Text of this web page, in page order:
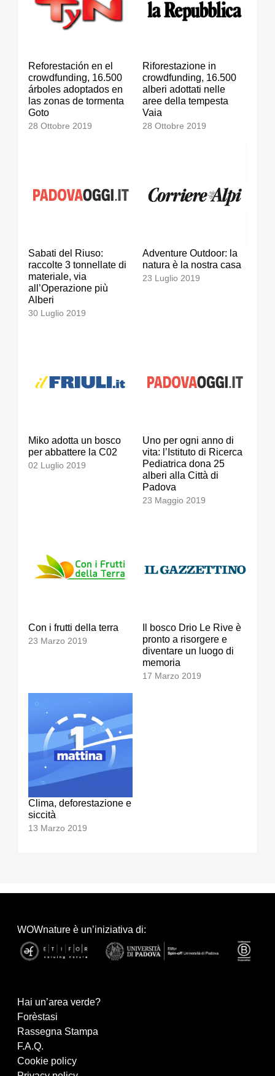
Reforestación en el
crowdfunding, 16.500
árboles adoptados en
las zonas de tormenta
Goto
28 Ottobre 2019
Riforestazione in
crowdfunding, 16.500
alberi adottati nelle
aree della tempesta
Vaia
28 Ottobre 2019
Sabati del Riuso:
raccolte 3 tonnellate di
materiale, via
all’Operazione più
Alberi
30 Luglio 2019
Adventure Outdoor: la
natura è la nostra casa
23 Luglio 2019
Miko adotta un bosco
per abbattere la C02
02 Luglio 2019
Uno per ogni anno di
vita: l’Istituto di Ricerca
Pediatrica dona 25
alberi alla Città di
Padova
23 Maggio 2019
Con i frutti della terra
23 Marzo 2019
Il bosco Drio Le Rive è
pronto a risorgere e
diventare un luogo di
memoria
17 Marzo 2019
Clima, deforestazione e
siccità
13 Marzo 2019
WOWnature è un’iniziativa di:
Hai un’area verde?
Forèstasi
Rassegna Stampa
F.A.Q.
Cookie policy